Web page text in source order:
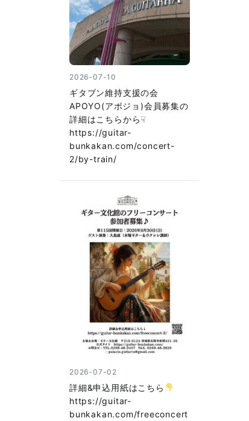
2026-07-10
ギタブン維持支援の会
APOYO(アポジョ)会員募集の
詳細はこちらから☟
https://guitar-
bunkakan.com/concert-
2/by-train/
2026-07-02
詳細&申込用紙はこちら
https://guitar-
bunkakan.com/freeconcert